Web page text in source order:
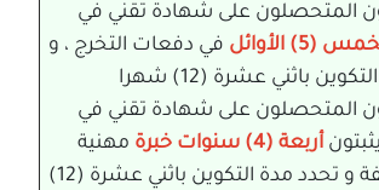
المتحصلون على شهادة تقني في
(5) الأوائل
في دفعات التخرج ، و
باثني عشرة (12) شهرا
المتحصلون على شهادة تقني في
أربعة (4) سنوات خبرة
مهنية
بهذه الصفة و تحدد مدة التكوين باثني عشرة (12)